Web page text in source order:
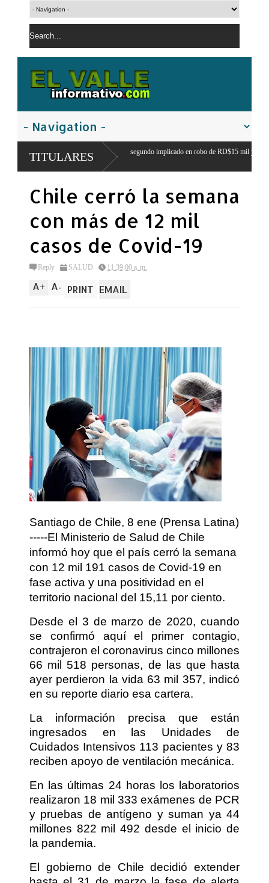
TITULARES
Nacional apresa segundo implicado en robo de RD$15 mil y mercancías de una vivienda en
Chile cerró la semana
con más de 12 mil
casos de Covid-19
Reply SALUD 11:39:00 a. m.
A+ A- PRINT EMAIL
Santiago de Chile, 8 ene (Prensa Latina)
-----El Ministerio de Salud de Chile
informó hoy que el país cerró la semana
con 12 mil 191 casos de Covid-19 en
fase activa y una positividad en el
territorio nacional del 15,11 por ciento.
Desde el 3 de marzo de 2020, cuando
se confirmó aquí el primer contagio,
contrajeron el coronavirus cinco millones
66 mil 518 personas, de las que hasta
ayer perdieron la vida 63 mil 357, indicó
en su reporte diario esa cartera.
La información precisa que están
ingresados en las Unidades de
Cuidados Intensivos 113 pacientes y 83
reciben apoyo de ventilación mecánica.
En las últimas 24 horas los laboratorios
realizaron 18 mil 333 exámenes de PCR
y pruebas de antígeno y suman ya 44
millones 822 mil 492 desde el inicio de
la pandemia.
El gobierno de Chile decidió extender